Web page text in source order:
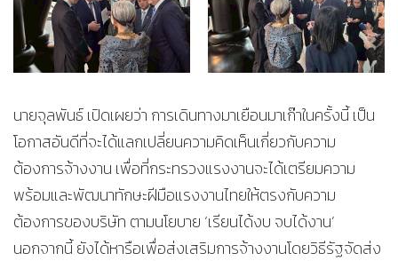
นายจุลพันธ์ เปิดเผยว่า การเดินทางมาเยือนมาเก๊าในครั้งนี้ เป็น
โอกาสอันดีที่จะได้แลกเปลี่ยนความคิดเห็นเกี่ยวกับความ
ต้องการจ้างงาน เพื่อที่กระทรวงแรงงานจะได้เตรียมความ
พร้อมและพัฒนาทักษะฝีมือแรงงานไทยให้ตรงกับความ
ต้องการของบริษัท ตามนโยบาย ‘เรียนได้งบ จบได้งาน’
นอกจากนี้ ยังได้หารือเพื่อส่งเสริมการจ้างงานโดยวิธีรัฐจัดส่ง